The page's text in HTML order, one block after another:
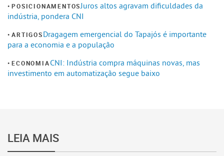
POSICIONAMENTOSJuros altos agravam dificuldades da
indústria, pondera CNI
ARTIGOSDragagem emergencial do Tapajós é importante
para a economia e a população
ECONOMIACNI: Indústria compra máquinas novas, mas
investimento em automatização segue baixo
LEIA MAIS